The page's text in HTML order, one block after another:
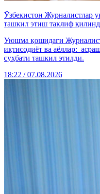
Ўзбекистон Журналистлар
ташкил этиш таклиф
Уюшма қошидаги
иқтисодиёт ва аёллар:
суҳбати ташкил этилди.
18:22 / 07.08.2026